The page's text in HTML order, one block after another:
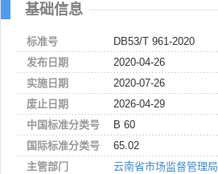
基础信息
标准号
DB53/T 961-2020
发布日期
2020-04-26
实施日期
2020-07-26
废止日期
2026-04-29
中国标准分类号
B 60
国际标准分类号
65.02
主管部门
云南省市场监督管理局